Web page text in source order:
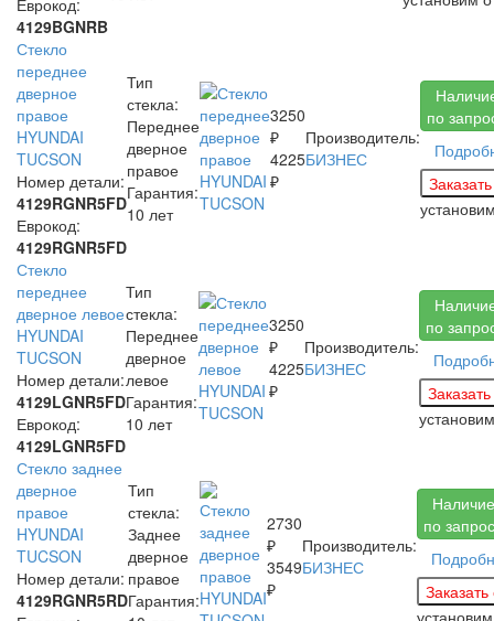
Еврокод:
4129BGNRB
Стекло
переднее
дверное
правое
HYUNDAI
TUCSON
Номер детали:
4129RGNR5FD
Еврокод:
4129RGNR5FD
Тип
стекла:
Переднее
дверное
правое
Гарантия:
10 лет
3250
₽
4225
₽
Производитель:
БИЗНЕС
по
Стекло
переднее
дверное левое
HYUNDAI
TUCSON
Номер детали:
4129LGNR5FD
Еврокод:
4129LGNR5FD
Тип
стекла:
Переднее
дверное
левое
Гарантия:
10 лет
3250
₽
4225
₽
Производитель:
БИЗНЕС
по
Стекло заднее
дверное
правое
HYUNDAI
TUCSON
Номер детали:
4129RGNR5RD
Тип
стекла:
Заднее
дверное
правое
Гарантия:
2730
₽
3549
₽
Производитель:
БИЗНЕС
Наличие
по